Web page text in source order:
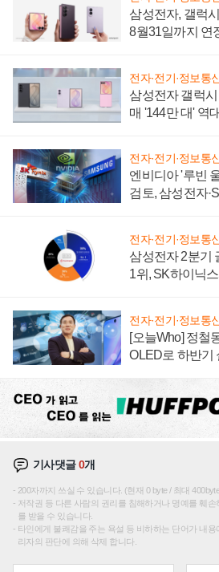
삼성전자, 갤럭
8월31일까지 연
전자·전기·정보통
삼성전자 갤럭
매 '144만 대' 역
전자·전기·정보통
엔비디아 '루빈
검토, 삼성전자
전자·전기·정보통
삼성전자 2분기
1위, SK하이닉
전자·전기·정보통
[오늘Who] 정철
OLED로 하반기
기사댓글0개
200자까지 쓰실 수 있습니다. (현재 0 byte / 최대
저작권 등 다른 사람의 권리를 침해하거나 명예를 훼
를 받을 수 있습니다.
타인에게 불쾌감을 주는 욕설 등 비하하는 단어가 내
리자의 판단에 의해 삭제 합니다.